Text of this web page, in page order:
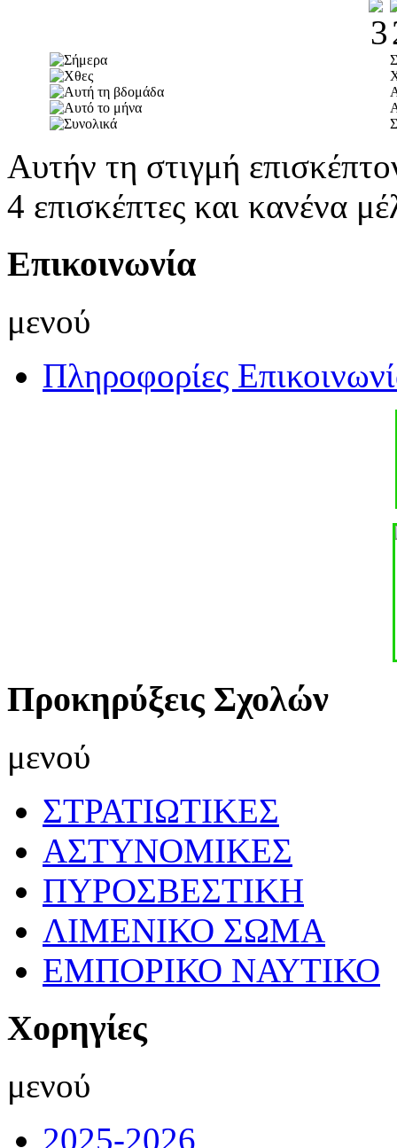
Αυτήν τη στιγμή
4 επισκέπτες και κανένα
Επικοινωνία
μενού
Πληροφορίες
Προκηρύξεις Σχολών
μενού
ΣΤΡΑΤΙΩΤΙΚΕΣ
ΑΣΤΥΝΟΜΙΚΕΣ
ΠΥΡΟΣΒΕΣΤΙΚΗ
ΛΙΜΕΝΙΚΟ ΣΩΜΑ
ΕΜΠΟΡΙΚΟ ΝΑΥΤΙΚΟ
Χορηγίες
μενού
2025-2026